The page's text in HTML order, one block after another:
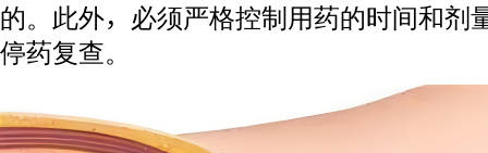
的。此外，必须严格控制用药的时间和剂
停药复查。